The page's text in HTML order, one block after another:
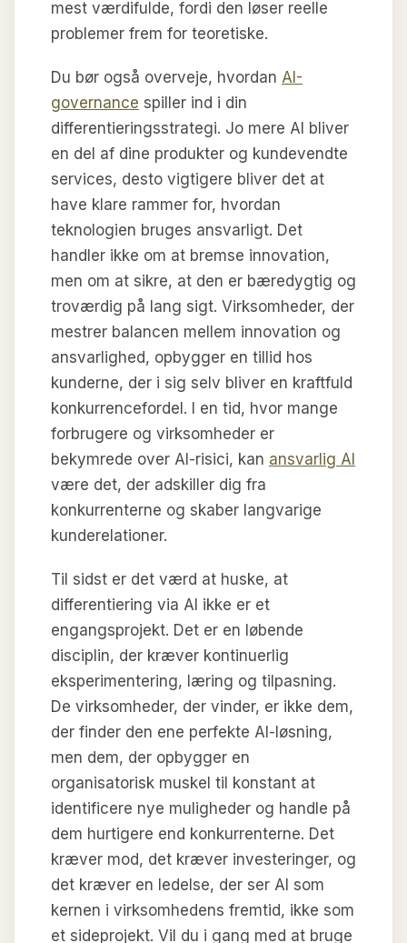
mest værdifulde, fordi den løser reelle
problemer frem for teoretiske.
Du bør også overveje, hvordan AI-
governance spiller ind i din
differentieringsstrategi. Jo mere AI bliver
en del af dine produkter og kundevendte
services, desto vigtigere bliver det at
have klare rammer for, hvordan
teknologien bruges ansvarligt. Det
handler ikke om at bremse innovation,
men om at sikre, at den er bæredygtig og
troværdig på lang sigt. Virksomheder, der
mestrer balancen mellem innovation og
ansvarlighed, opbygger en tillid hos
kunderne, der i sig selv bliver en kraftfuld
konkurrencefordel. I en tid, hvor mange
forbrugere og virksomheder er
bekymrede over AI-risici, kan ansvarlig AI
være det, der adskiller dig fra
konkurrenterne og skaber langvarige
kunderelationer.
Til sidst er det værd at huske, at
differentiering via AI ikke er et
engangsprojekt. Det er en løbende
disciplin, der kræver kontinuerlig
eksperimentering, læring og tilpasning.
De virksomheder, der vinder, er ikke dem,
der finder den ene perfekte AI-løsning,
men dem, der opbygger en
organisatorisk muskel til konstant at
identificere nye muligheder og handle på
dem hurtigere end konkurrenterne. Det
kræver mod, det kræver investeringer, og
det kræver en ledelse, der ser AI som
kernen i virksomhedens fremtid, ikke som
et sideprojekt. Vil du i gang med at bruge